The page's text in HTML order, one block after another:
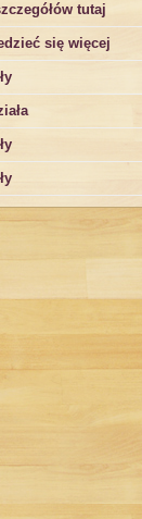
tutaj
się więcej